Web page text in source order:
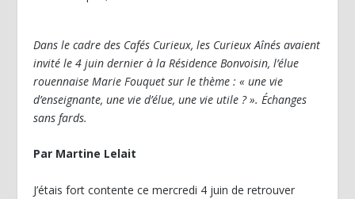
Dans le cadre des Cafés Curieux, les Curieux Aînés avaient
invité le 4 juin dernier à la Résidence Bonvoisin, l’élue
rouennaise Marie Fouquet sur le thème : « une vie
d’enseignante, une vie d’élue, une vie utile ? ». Échanges
sans fards.
Par Martine Lelait
J’étais fort contente ce mercredi 4 juin de retrouver